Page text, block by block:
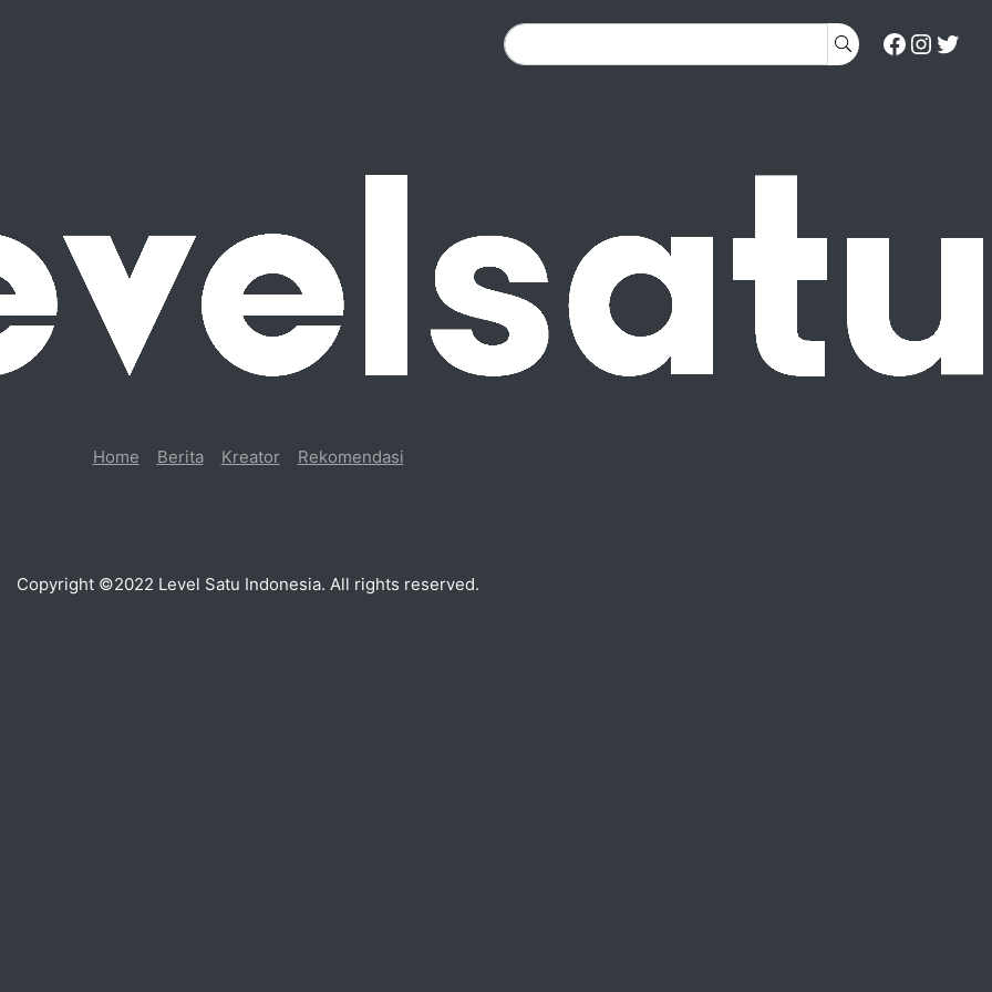
Home Berita Kreator Rekomendasi
Copyright ©2022 Level Satu Indonesia. All rights reserved.